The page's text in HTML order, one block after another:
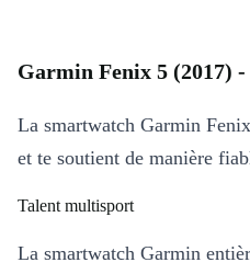
Garmin Fenix 5 (2017)
La smartwatch Garmin
et te soutient de manière
Talent multisport
La smartwatch Garmin